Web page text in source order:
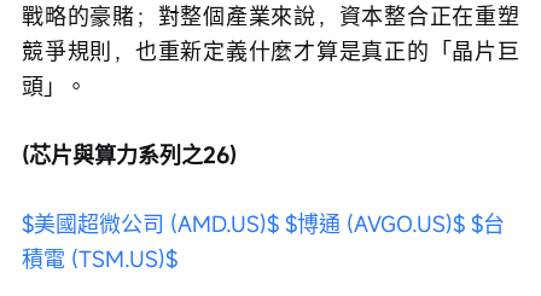
戰略的豪賭；對整個產業來說，資本整合正在重塑
競爭規則，也重新定義什麼才算是真正的「晶片巨
頭」。
(芯片與算力系列之26)
$美國超微公司 (AMD.US)$ $博通 (AVGO.US)$ $台
積電 (TSM.US)$